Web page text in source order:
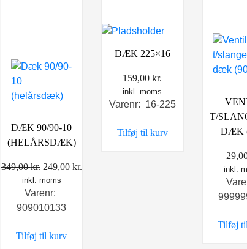
DÆK 90/90-10
(HELÅRSDÆK)
349,00kr. Den
oprindelige
pris
var:
249,00 kr.Den
inkl. moms
Varenr:
909010133
Tilføj til kurv
DÆK 225×16
159,00kr.
inkl. moms
Varenr: 16-225
Tilføj til kurv
T/
DÆK
inkl.
Tilføj